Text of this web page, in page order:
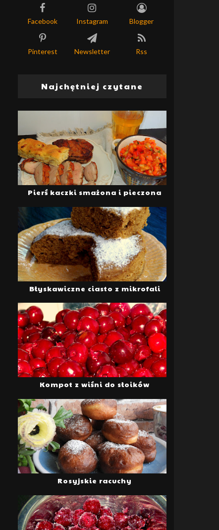
Facebook Instagram Blogger
Pinterest Newsletter Rss
Najchętniej czytane
Pierś kaczki smażona i pieczona
Błyskawiczne ciasto z mikrofali
Kompot z wiśni do słoików
Rosyjskie racuchy